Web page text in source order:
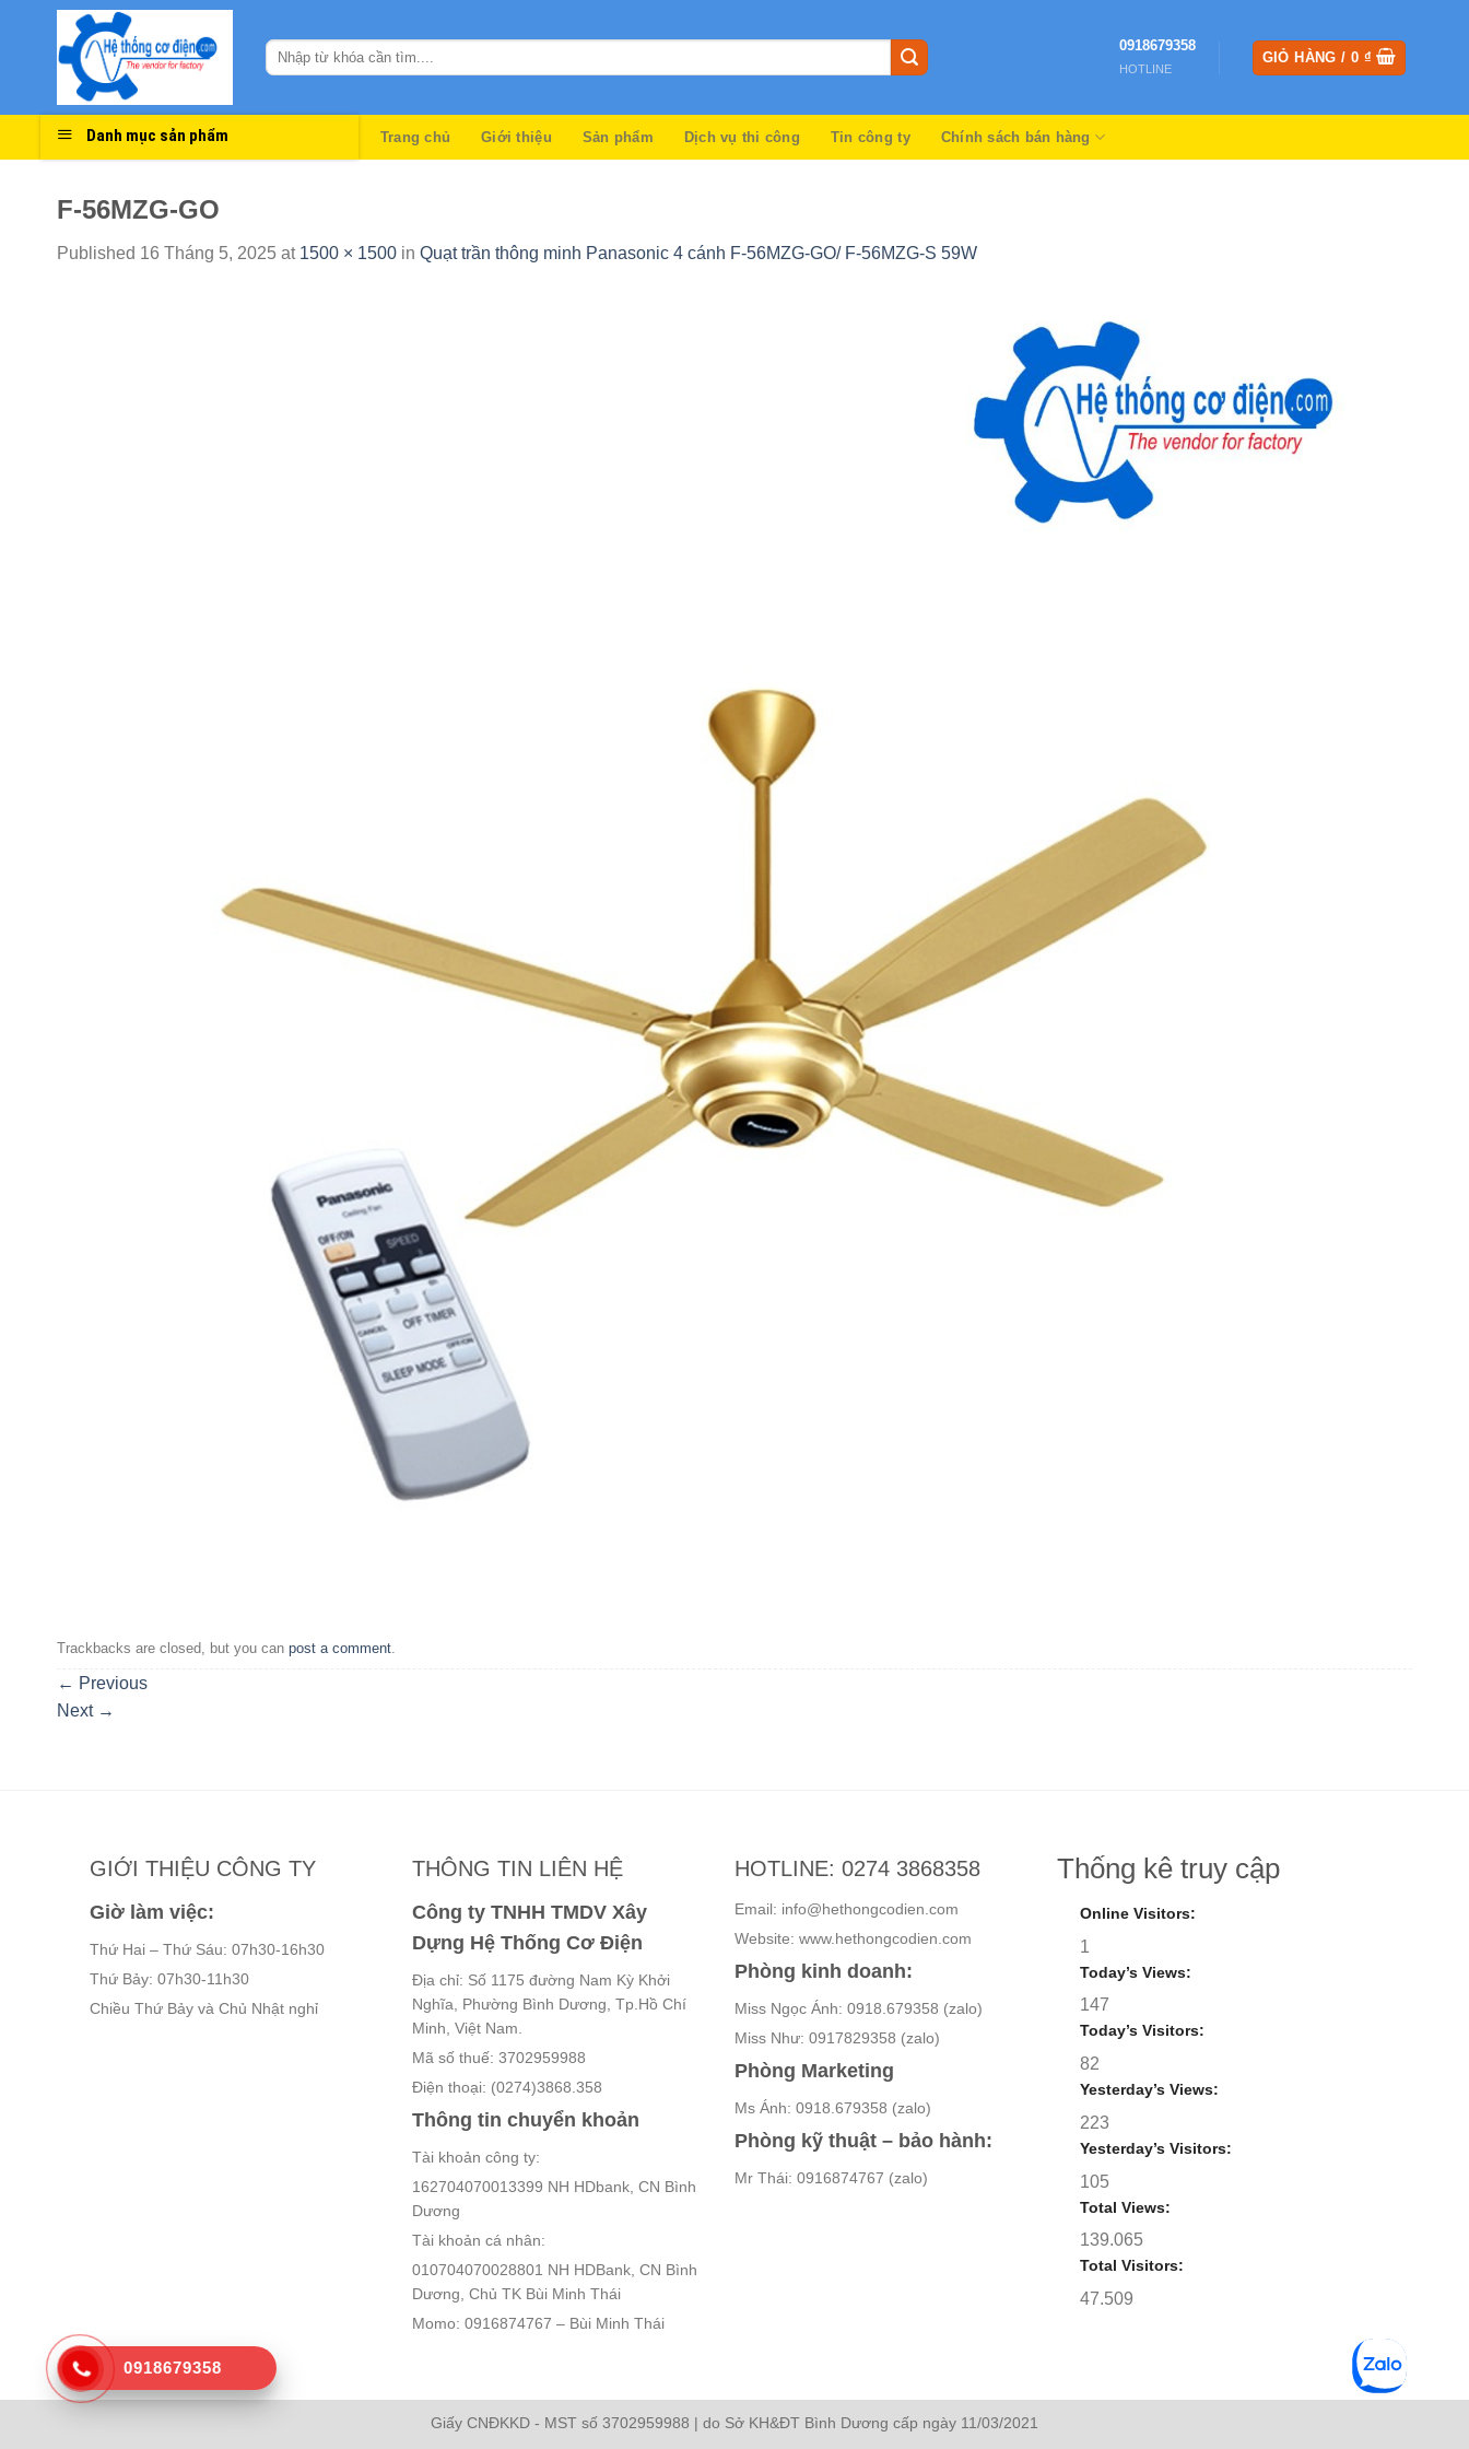
0918679358
HOTLINE
GIỎ HÀNG / 0 ₫
Danh mục sản phẩm Trang chủ Giới thiệu Sản phẩm Dịch vụ thi công Tin công ty Chính sách bán hàng
F-56MZG-GO
Published 16 Tháng 5, 2025 at 1500 × 1500 in Quạt trần thông minh Panasonic 4 cánh F-56MZG-GO/ F-56MZG-S 59W
Trackbacks are closed, but you can post a comment.
← Previous
Next →
GIỚI THIỆU CÔNG TY
Giờ làm việc:
Thứ Hai – Thứ Sáu: 07h30-16h30
Thứ Bảy: 07h30-11h30
Chiều Thứ Bảy và Chủ Nhật nghỉ
THÔNG TIN LIÊN HỆ
Công ty TNHH TMDV Xây
Dựng Hệ Thống Cơ Điện
Địa chỉ: Số 1175 đường Nam Kỳ Khởi
Nghĩa, Phường Bình Dương, Tp.Hồ Chí
Minh, Việt Nam.
Mã số thuế: 3702959988
Điện thoại: (0274)3868.358
Thông tin chuyển khoản
Tài khoản công ty:
162704070013399 NH HDbank, CN Bình
Dương
Tài khoản cá nhân:
010704070028801 NH HDBank, CN Bình
Dương, Chủ TK Bùi Minh Thái
Momo: 0916874767 – Bùi Minh Thái
HOTLINE: 0274 3868358
Email: info@hethongcodien.com
Website: www.hethongcodien.com
Phòng kinh doanh:
Miss Ngọc Ánh: 0918.679358 (zalo)
Miss Như: 0917829358 (zalo)
Phòng Marketing
Ms Ánh: 0918.679358 (zalo)
Phòng kỹ thuật – bảo hành:
Mr Thái: 0916874767 (zalo)
Thống kê truy cập
Online Visitors:
1
Today’s Views:
147
Today’s Visitors:
82
Yesterday’s Views:
223
Yesterday’s Visitors:
105
Total Views:
139.065
Total Visitors:
47.509
Giấy CNĐKKD - MST số 3702959988 | do Sở KH&ĐT Bình Dương cấp ngày 11/03/2021
0918679358